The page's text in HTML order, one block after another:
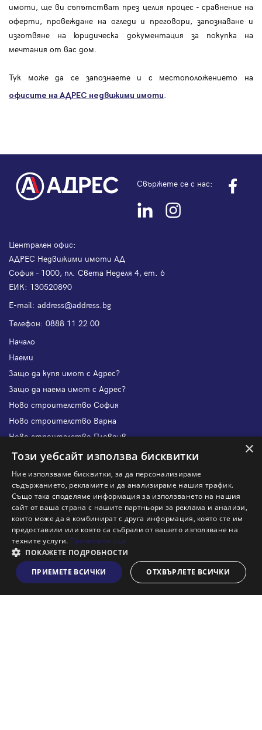
Виж на картата
имоти, ще ви съпътстват през целия процес - сравнение на
оферти, провеждане на огледи и преговори, запознаване и
изготвяне на юридическа документация за покупка на
мечтания от вас дом.
Тук може да се запознаете и с местоположението на
офисите на АДРЕС недвижими имоти.
Свържете се с нас:
Централен офис:
АДРЕС Недвижими имоти АД
София - 1000, пл. Света Неделя 4, ет. 6
ЕИК: 130520890
Е-mail: address@address.bg
Телефон: 0888 11 22 00
Начало
Наеми
Защо да купя имот с Адрес?
Защо да наема имот с Адрес?
Ново строителство София
Ново строителство Варна
Ново строителство Пловдив
Ново строителство Бургас
Защо да отдам имот с Адрес?
Наши офиси
Кариери
Кои сме ние?
Франчайз
Блог
Искаш ли да получаваш актуална информация за пазара
на недвижими имоти?
×
Този уебсайт използва бисквитки
Ние използваме бисквитки, за да персонализираме
съдържанието, рекламите и да анализираме нашия трафик.
Също така споделяме информация за използването на нашия
сайт от ваша страна с нашите партньори за реклама и анализи,
които може да я комбинират с друга информация, която сте им
предоставили или която са събрали от вашето използване на
техните услуги. Прочетете още
ПОКАЖЕТЕ ПОДРОБНОСТИ
ПРИЕМЕТЕ ВСИЧКИ
ОТХВЪРЛЕТЕ ВСИЧКИ